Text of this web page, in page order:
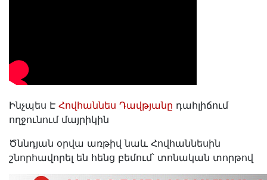
Ինչպես Է Հովհաննես Դավթյանը դահլիճում
ողջունում մայրիկին
Ծննդյան օրվա առթիվ նաև Հովհաննեսին
շնորհավորել են հենց բեմում՝ տոնական տորթով